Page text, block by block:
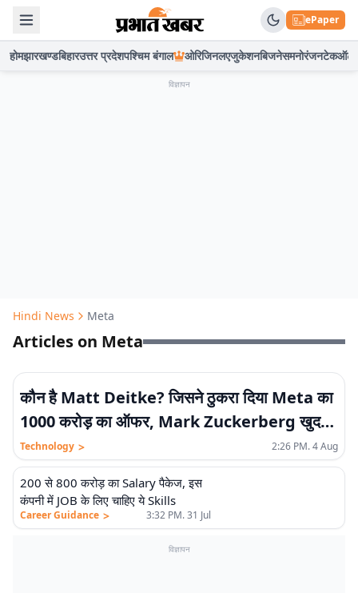
ePaper
होमझारखण्डबिहारउत्तर प्रदेशपश्चिम बंगाल ओरिजिनलएजुकेशनबिजनेसमनोरंजनटेकऑटो
विज्ञापन
Hindi News Meta
Articles on Meta
कौन है Matt Deitke? जिसने ठुकरा दिया Meta का
1000 करोड़ का ऑफर, Mark Zuckerberg खुद
मिलने पहुंचे और…
Technology > 2:26 PM. 4 Aug
200 से 800 करोड़ का Salary पैकेज, इस
कंपनी में JOB के लिए चाहिए ये Skills
Career Guidance > 3:32 PM. 31 Jul
विज्ञापन